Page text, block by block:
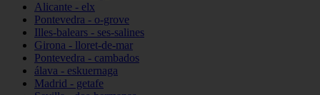
Alicante - elx
Pontevedra - o-grove
Illes-balears - ses-salines
Girona - lloret-de-mar
Pontevedra - cambados
álava - eskuernaga
Madrid - getafe